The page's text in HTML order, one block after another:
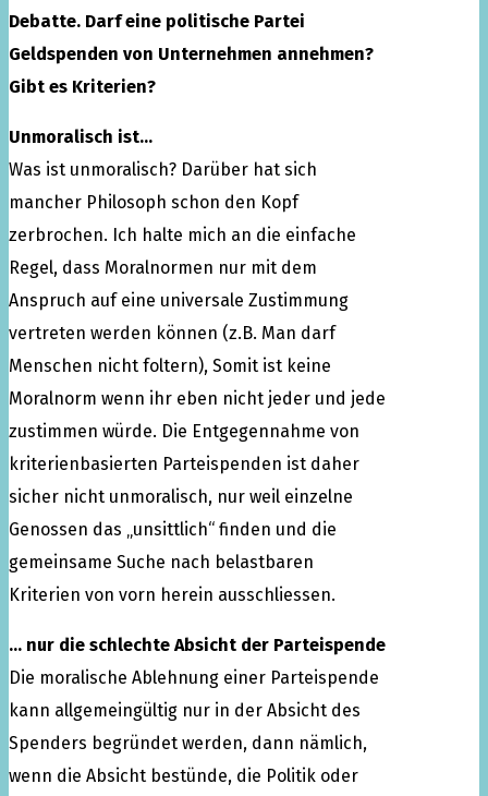
Debatte. Darf eine politische Partei
Geldspenden von Unternehmen annehmen?
Gibt es Kriterien?
Unmoralisch ist…
Was ist unmoralisch? Darüber hat sich
mancher Philosoph schon den Kopf
zerbrochen. Ich halte mich an die einfache
Regel, dass Moralnormen nur mit dem
Anspruch auf eine universale Zustimmung
vertreten werden können (z.B. Man darf
Menschen nicht foltern), Somit ist keine
Moralnorm wenn ihr eben nicht jeder und jede
zustimmen würde. Die Entgegennahme von
kriterienbasierten Parteispenden ist daher
sicher nicht unmoralisch, nur weil einzelne
Genossen das „unsittlich“ finden und die
gemeinsame Suche nach belastbaren
Kriterien von vorn herein ausschliessen.
… nur die schlechte Absicht der Parteispende
Die moralische Ablehnung einer Parteispende
kann allgemeingültig nur in der Absicht des
Spenders begründet werden, dann nämlich,
wenn die Absicht bestünde, die Politik oder